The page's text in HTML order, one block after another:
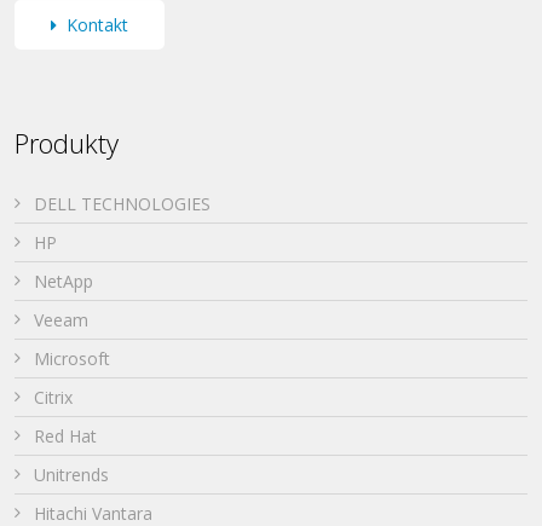
Kontakt
Produkty
DELL TECHNOLOGIES
HP
NetApp
Veeam
Microsoft
Citrix
Red Hat
Unitrends
Hitachi Vantara